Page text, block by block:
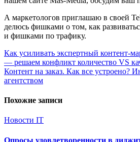
А маркетологов приглашаю в своей
делюсь фишками о том, как
и фишками по трафику.
Навигация
по
записям
Как усиливать экспертный контент-
— решаем конфликт количество VS
Контент на заказ. Как все устроено?
агентством
Похожие записи
Новости IT
Опросы удовлетворенности в